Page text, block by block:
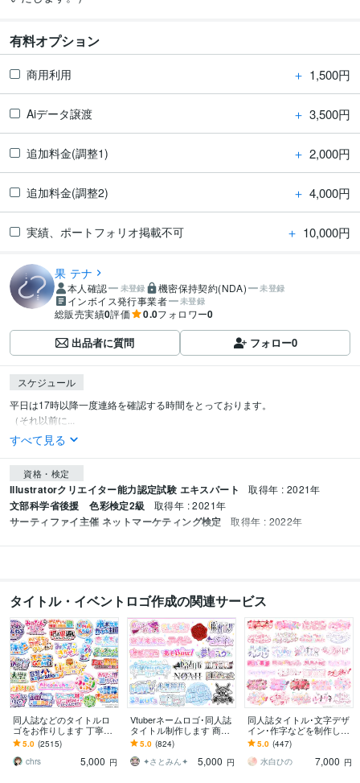
有料オプション
商用利用 ＋ 1,500円
Aiデータ譲渡 ＋ 3,500円
追加料金(調整1) ＋ 2,000円
追加料金(調整2) ＋ 4,000円
実績、ポートフォリオ掲載不可 ＋ 10,000円
果 テナ
本人確認 未登録 機密保持契約(NDA) 未登録
インボイス発行事業者 未登録
総販売実績0評価 0.0フォロワー0
出品者に質問 フォロー0
スケジュール
平日は17時以降一度連絡を確認する時間をとっております。
（それ以前に...
すべて見る
資格・検定
Illustratorクリエイター能力認定試験 エキスパート 取得年 : 2021年
文部科学省後援 色彩検定2級 取得年 : 2021年
サーティファイ主催 ネットマーケティング検定 取得年 : 2022年
タイトル・イベントロゴ作成の関連サービス
同人誌などのタイトルロ
ゴをお作りします 丁寧な
対応、豊富なテイスト、
スピード納品を心がけて
います！
5.0 (2515)
chrs
5,000 円
Vtuberネームロゴ･同人誌
タイトル制作します 商用
利用可！R18作品使用O
K！読みやすいロゴデザイ
ンします
5.0 (824)
✦さとみん✦
5,000 円
同人誌タイトル･文字デザ
イン･作字などを制作しま
す 現役デザイナーにタイ
トルロゴ・ネームロゴを
お任せください
5.0 (447)
水白ひの
7,000 円